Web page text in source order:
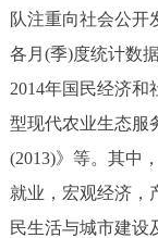
队注重向社会公开
各月(季)度统计数
2014年国民经济和
型现代农业生态服
(2013)》等。其中
就业，宏观经济，
民生活与城市建设